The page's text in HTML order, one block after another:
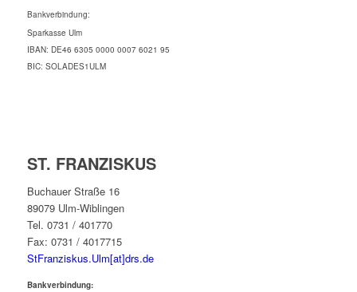
Bankverbindung:
Sparkasse Ulm
IBAN: DE46 6305 0000 0007 6021 95
BIC: SOLADES1ULM
ST. FRANZISKUS
Buchauer Straße 16
89079 Ulm-Wiblingen
Tel. 0731 / 401770
Fax: 0731 / 4017715
StFranziskus.Ulm[at]drs.de
Bankverbindung: